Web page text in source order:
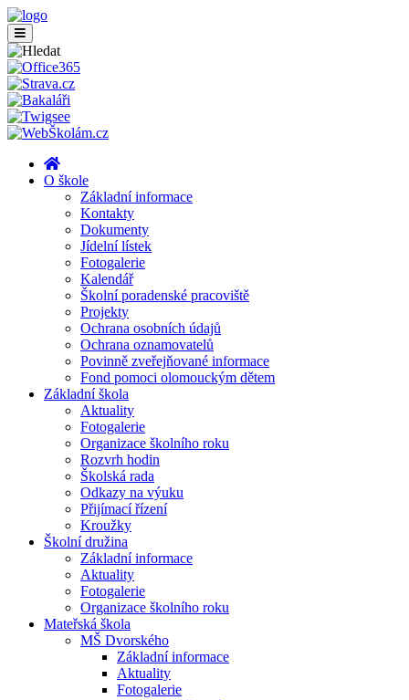
O škole
Základní informace
Kontakty
Dokumenty
Jídelní lístek
Fotogalerie
Kalendář
Školní poradenské pracoviště
Projekty
Ochrana osobních údajů
Ochrana oznamovatelů
Povinně zveřejňované informace
Fond pomoci olomouckým dětem
Základní škola
Aktuality
Fotogalerie
Organizace školního roku
Rozvrh hodin
Školská rada
Odkazy na výuku
Přijímací řízení
Kroužky
Školní družina
Základní informace
Aktuality
Fotogalerie
Organizace školního roku
Mateřská škola
MŠ Dvorského
Základní informace
Aktuality
Fotogalerie